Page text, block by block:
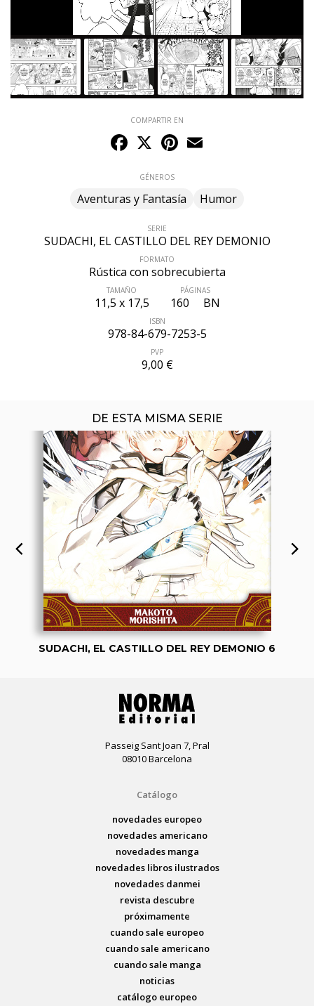
COMPARTIR EN
Facebook
X Pinterest
GÉNEROS
Aventuras y Fantasía Humor
SERIE
SUDACHI, EL CASTILLO DEL REY DEMONIO
FORMATO
Rústica con sobrecubierta
TAMAÑO
11,5 x 17,5
PÁGINAS
160 BN
ISBN
978-84-679-7253-5
PVP
9,00 €
DE ESTA MISMA SERIE
ÚLTIMO NÚMERO PUBLICADO
SUDACHI, EL CASTILLO DEL REY DEMONIO 6
Passeig Sant Joan 7, Pral
08010 Barcelona
Catálogo
novedades europeo
novedades americano
novedades manga
novedades libros ilustrados
novedades danmei
revista descubre
próximamente
cuando sale europeo
cuando sale americano
cuando sale manga
noticias
catálogo europeo